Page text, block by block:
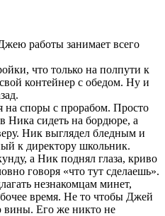
работы занимает всего
что только на полпути к
контейнер с обедом. Ну и
на споры с прорабом. Просто
Ника сидеть на бордюре, а
Ник выглядел бледным и
к директору школьник.
а Ник поднял глаза, криво
говоря «что тут сделаешь».
незнакомцам минет,
время. Не то чтобы Джей
вины. Его же никто не